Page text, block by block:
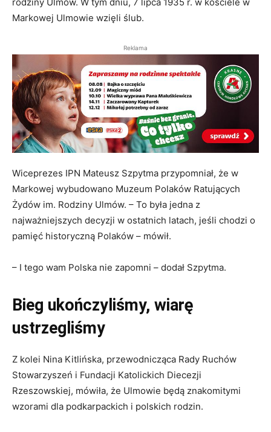
Markowej Ulmowie wzięli ślub.
Reklama
Wiceprezes IPN Mateusz Szpytma przypomniał, że w
Markowej wybudowano Muzeum Polaków Ratujących
Żydów im. Rodziny Ulmów. – To była jedna z
najważniejszych decyzji w ostatnich latach, jeśli chodzi o
pamięć historyczną Polaków – mówił.
– I tego wam Polska nie zapomni – dodał Szpytma.
Bieg ukończyliśmy, wiarę
ustrzegliśmy
Z kolei Nina Kitlińska, przewodnicząca Rady Ruchów
Stowarzyszeń i Fundacji Katolickich Diecezji
Rzeszowskiej, mówiła, że Ulmowie będą znakomitymi
wzorami dla podkarpackich i polskich rodzin.